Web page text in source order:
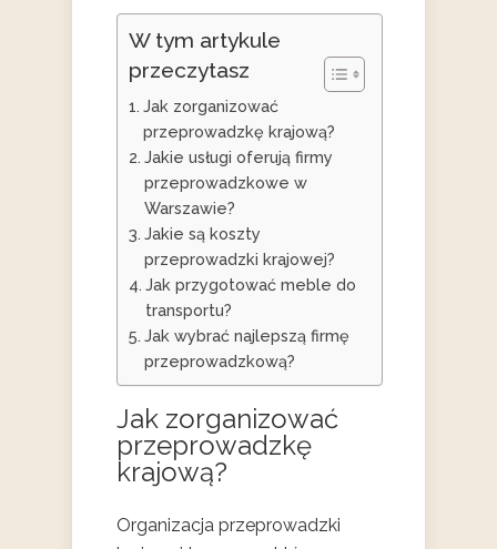
W tym artykule
przeczytasz
Jak zorganizować
przeprowadzkę krajową?
Jakie usługi oferują firmy
przeprowadzkowe w
Warszawie?
Jakie są koszty
przeprowadzki krajowej?
Jak przygotować meble do
transportu?
Jak wybrać najlepszą firmę
przeprowadzkową?
Jak zorganizować
przeprowadzkę
krajową?
Organizacja przeprowadzki